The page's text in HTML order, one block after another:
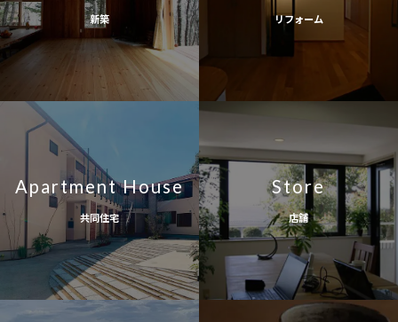
新築 リフォーム
Apartment House
共同住宅
Store
店舗